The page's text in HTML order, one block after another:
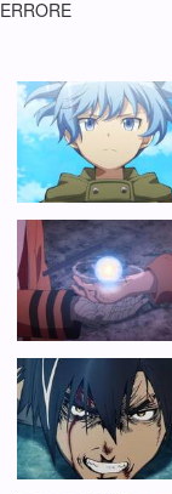
ERRORE